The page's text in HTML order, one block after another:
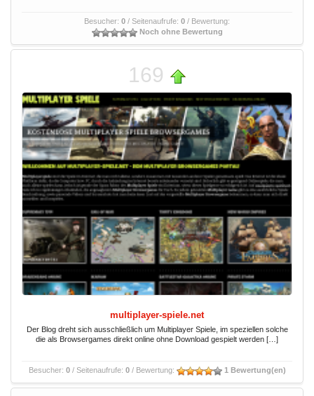
Besucher: 0 / Seitenaufrufe: 0 / Bewertung:
Noch ohne Bewertung
169
multiplayer-spiele.net
Der Blog dreht sich ausschließlich um Multiplayer Spiele, im speziellen solche
die als Browsergames direkt online ohne Download gespielt werden […]
Besucher: 0/ Seitenaufrufe: 0/ Bewertung: 1 Bewertung(en)